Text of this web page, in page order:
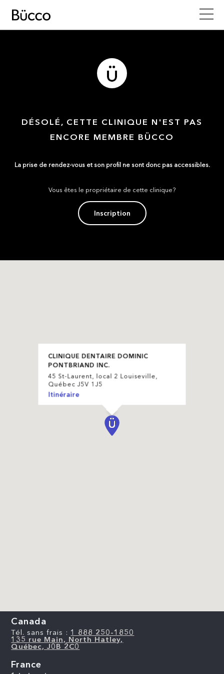
DÉSOLÉ, CETTE CLINIQUE N'EST PAS
ENCORE MEMBRE BÜCCO
La prise de rendez-vous et son profil ne sont donc pas accessibles.
Vous êtes le propriétaire de cette clinique?
Inscription
CLINIQUE DENTAIRE DOMINIC
PONTBRIAND INC.
45 St-Laurent, local 2 Louiseville,
Québec J5V 1J5
Itinéraire
Canada
Tél. sans frais : 1 888 250-1850
135 rue Main, North Hatley,
Québec, J0B 2C0
France